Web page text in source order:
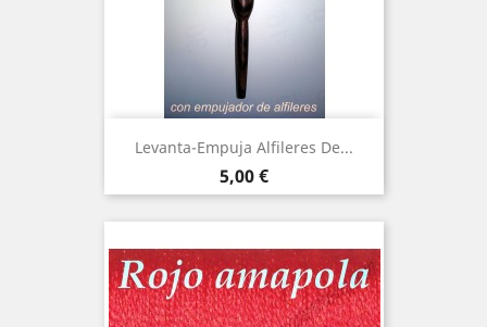
Levanta-Empuja Alfileres De...
Precio
5,00 €